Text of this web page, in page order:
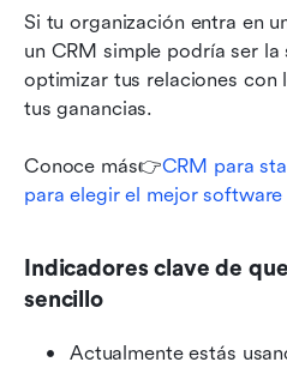
Si tu organización entra en
un CRM simple podría ser la
optimizar tus relaciones con
tus ganancias.
Conoce más👉CRM para
para elegir el mejor software
Indicadores clave de
sencillo
Actualmente estás